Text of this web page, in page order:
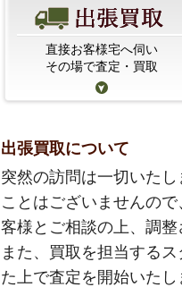
直接お客様宅へ伺い
その場で査定・買取
出張買取について
突然の訪問は一切いた
ことはございませんの
客様とご相談の上、調整
また、買取を担当する
た上で査定を開始いたし